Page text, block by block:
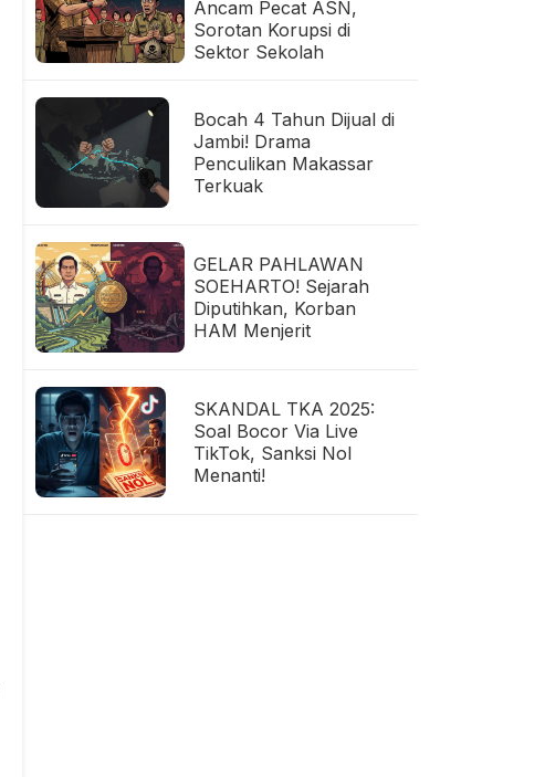
Ancam Pecat ASN,
Sorotan Korupsi di
Sektor Sekolah
Bocah 4 Tahun Dijual di
Jambi! Drama
Penculikan Makassar
Terkuak
GELAR PAHLAWAN
SOEHARTO! Sejarah
Diputihkan, Korban
HAM Menjerit
SKANDAL TKA 2025:
Soal Bocor Via Live
TikTok, Sanksi Nol
Menanti!